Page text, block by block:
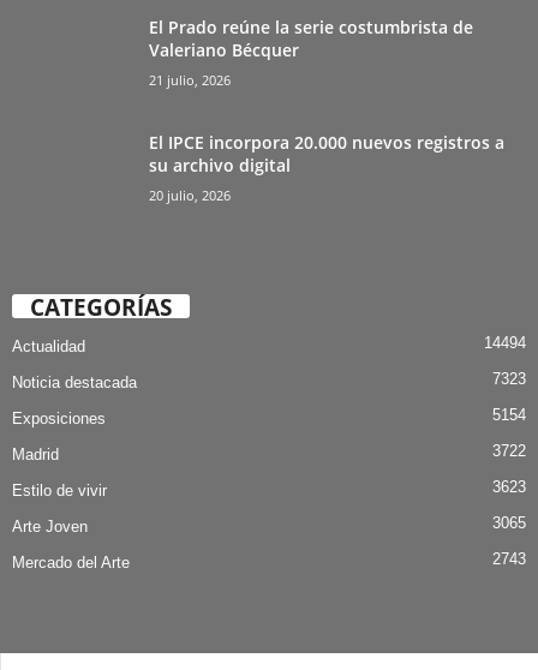
El Prado reúne la serie costumbrista de
Valeriano Bécquer
21 julio, 2026
El IPCE incorpora 20.000 nuevos registros a
su archivo digital
20 julio, 2026
CATEGORÍAS
Actualidad 14494
Noticia destacada 7323
Exposiciones 5154
Madrid 3722
Estilo de vivir 3623
Arte Joven 3065
Mercado del Arte 2743